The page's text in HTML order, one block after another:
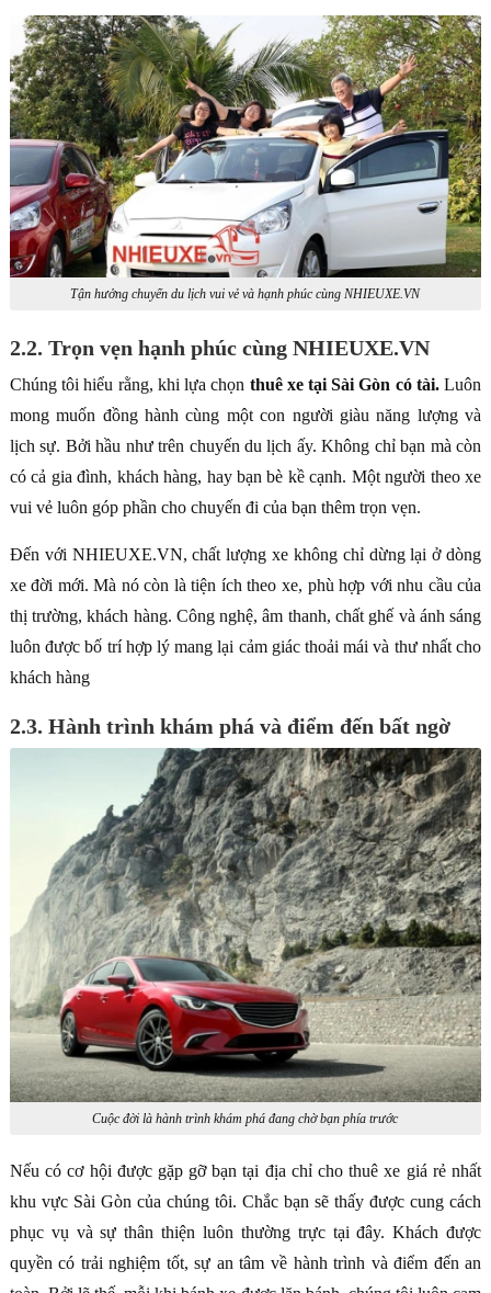
Tận hưởng chuyến du lịch vui vẻ và hạnh phúc cùng NHIEUXE.VN
2.2. Trọn vẹn hạnh phúc cùng NHIEUXE.VN
Chúng tôi hiểu rằng, khi lựa chọn thuê xe tại Sài Gòn có tài.Luôn
mong muốn đồng hành cùng một con người giàu năng lượng và
lịch sự. Bởi hầu như trên chuyến du lịch ấy. Không chỉ bạn mà còn
có cả gia đình, khách hàng, hay bạn bè kề cạnh. Một người theo xe
vui vẻ luôn góp phần cho chuyến đi của bạn thêm trọn vẹn.
Đến với NHIEUXE.VN, chất lượng xe không chỉ dừng lại ở dòng
xe đời mới. Mà nó còn là tiện ích theo xe, phù hợp với nhu cầu của
thị trường, khách hàng. Công nghệ, âm thanh, chất ghế và ánh sáng
luôn được bố trí hợp lý mang lại cảm giác thoải mái và thư nhất cho
khách hàng
2.3. Hành trình khám phá và điểm đến bất ngờ
Cuộc đời là hành trình khám phá đang chờ bạn phía trước
Nếu có cơ hội được gặp gỡ bạn tại địa chỉ cho thuê xe giá rẻ nhất
khu vực Sài Gòn của chúng tôi. Chắc bạn sẽ thấy được cung cách
phục vụ và sự thân thiện luôn thường trực tại đây. Khách được
quyền có trải nghiệm tốt, sự an tâm về hành trình và điểm đến an